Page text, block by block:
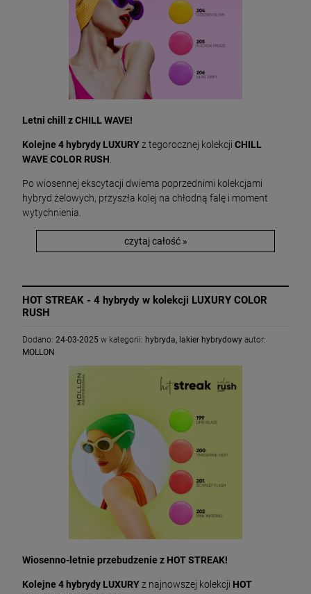
Letni chill z CHILL WAVE!
Kolejne 4 hybrydy LUXURYz tegorocznej kolekcji CHILL
WAVE COLOR RUSH
Po wiosennej ekscytacji dwiema poprzednimi kolekcjami
hybryd żelowych, przyszła kolej na chłodną falę i moment
wytychnienia.
czytaj całość »
HOT STREAK - 4 hybrydy w kolekcji LUXURY COLOR
RUSH
Dodano: 24-03-2025 w kategorii: hybryda, lakier hybrydowy autor:
MOLLON
Wiosenno-letnie przebudzenie z HOT STREAK!
Kolejne 4 hybrydy LUXURYz najnowszej kolekcji HOT